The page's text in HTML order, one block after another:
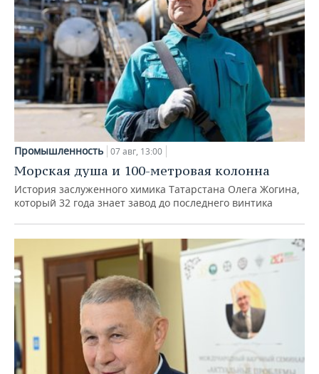
Промышленность 07 авг, 13:00
Морская душа и 100-метровая колонна
История заслуженного химика Татарстана Олега Жогина,
который 32 года знает завод до последнего винтика